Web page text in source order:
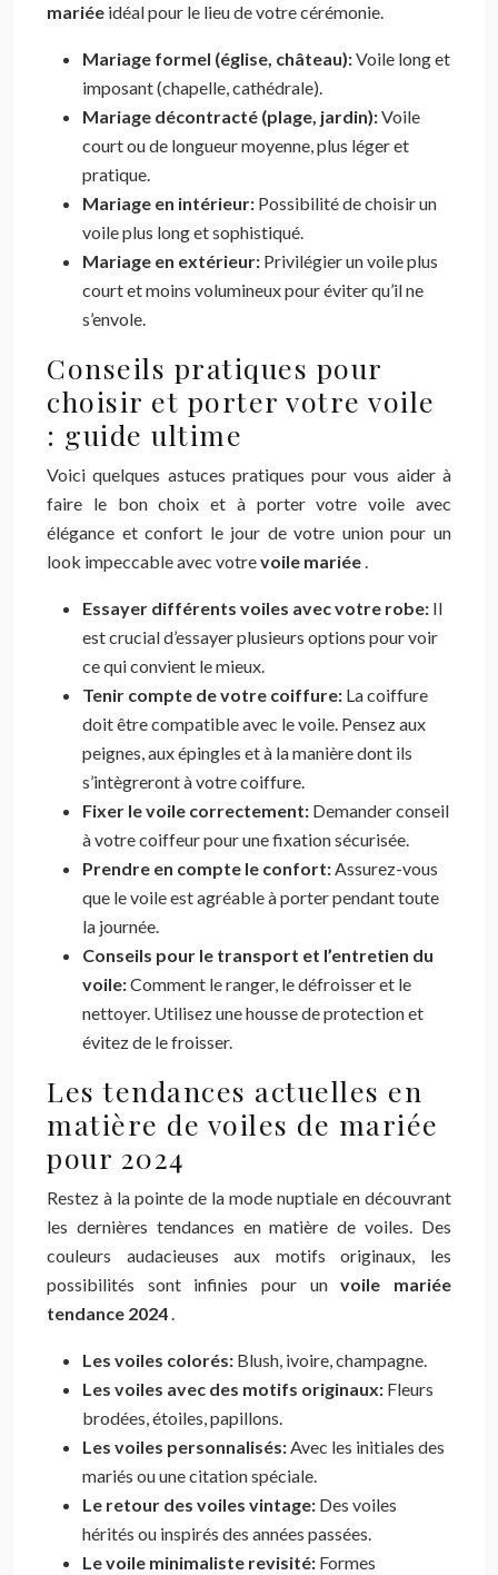
mariée idéal pour le lieu de votre cérémonie.
Mariage formel (église, château):Voile long et
imposant (chapelle, cathédrale).
Mariage décontracté (plage, jardin):Voile
court ou de longueur moyenne, plus léger et
pratique.
Mariage en intérieur: Possibilité de choisir un
voile plus long et sophistiqué.
Mariage en extérieur: Privilégier un voile plus
court et moins volumineux pour éviter qu’il ne
s’envole.
Conseils pratiques pour
choisir et porter votre voile
: guide ultime
Voici quelques astuces pratiques pour vous aider à
faire le bon choix et à porter votre voile avec
élégance et confort le jour de votre union pour un
look impeccable avec votrevoile mariée.
Essayer différents voiles avec votre robe: Il
est crucial d’essayer plusieurs options pour voir
ce qui convient le mieux.
Tenir compte de votre coiffure: La coiffure
doit être compatible avec le voile. Pensez aux
peignes, aux épingles et à la manière dont ils
s’intègreront à votre coiffure.
Fixer le voile correctement: Demander conseil
à votre coiffeur pour une fixation sécurisée.
Prendre en compte le confort:Assurez-vous
que le voile est agréable à porter pendant toute
la journée.
Conseils pour le transport et l’entretien du
voile:Comment le ranger, le défroisser et le
nettoyer. Utilisez une housse de protection et
évitez de le froisser.
Les tendances actuelles en
matière de voiles de mariée
pour 2024
Restez à la pointe de la mode nuptiale en découvrant
les dernières tendances en matière de voiles. Des
couleurs audacieuses aux motifs originaux, les
possibilités sont infinies pour unvoile mariée
tendance 2024.
Les voiles colorés: Blush, ivoire, champagne.
Les voiles avec des motifs originaux: Fleurs
brodées, étoiles, papillons.
Les voiles personnalisés:Avec les initiales des
mariés ou une citation spéciale.
Le retour des voiles vintage: Des voiles
hérités ou inspirés des années passées.
Le voile minimaliste revisité: Formes